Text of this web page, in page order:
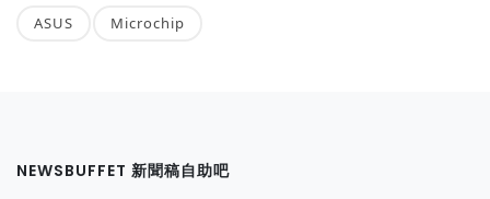
ASUS Microchip
NEWSBUFFET 新聞稿自助吧